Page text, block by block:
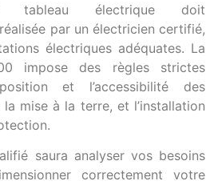
tableau électrique doit
par un électricien certifié,
électriques adéquates. La
impose des règles strictes
et l’accessibilité des
mise à la terre, et l’installation
saura analyser vos besoins
correctement votre